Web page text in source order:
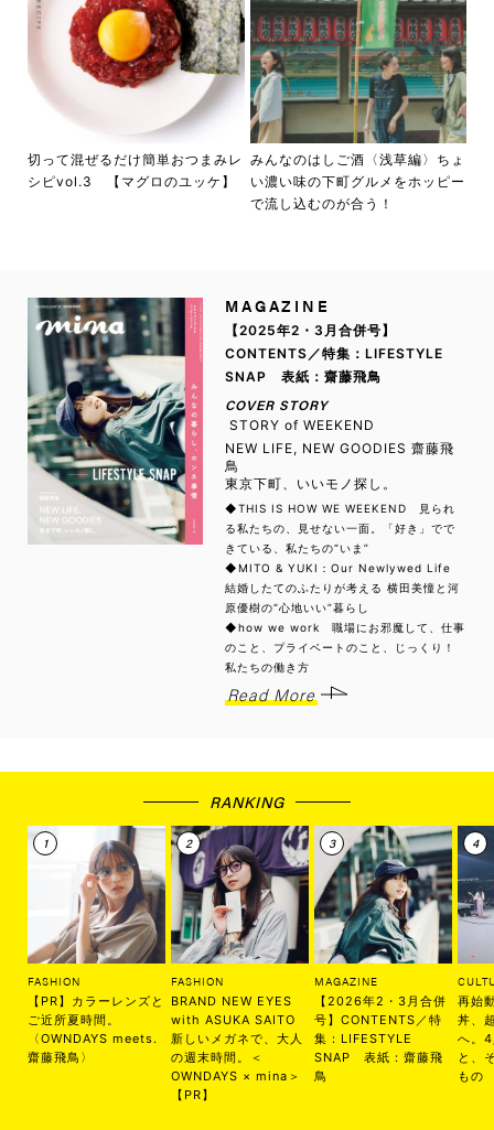
切って混ぜるだけ簡単おつまみレ
シピvol.3 【マグロのユッケ】
みんなのはしご酒〈浅草編〉ちょ
い濃い味の下町グルメをホッピー
で流し込むのが合う！
MAGAZINE
【2025年2・3月合併号】
CONTENTS／特集：LIFESTYLE
SNAP 表紙：齋藤飛鳥
COVER STORY
STORY of WEEKEND
NEW LIFE, NEW GOODIES 齋藤飛
鳥
東京下町、いいモノ探し。
◆THIS IS HOW WE WEEKEND 見られ
る私たちの、見せない一面。「好き」でで
きている、私たちの“いま”
◆MITO & YUKI：Our Newlywed Life
結婚したてのふたりが考える 横田美憧と河
原優樹の“心地いい”暮らし
◆how we work 職場にお邪魔して、仕事
のこと、プライベートのこと、じっくり！
私たちの働き方
Read More
RANKING
FASHION
【PR】カラーレンズと
ご近所夏時間。
〈OWNDAYS meets.
齋藤飛鳥〉
FASHION
BRAND NEW EYES
with ASUKA SAITO
新しいメガネで、大人
の週末時間。＜
OWNDAYS × mina＞
【PR】
MAGAZINE
【2026年2・3月合併
号】CONTENTS／特
集：LIFESTYLE
SNAP 表紙：齋藤飛
鳥
再始
丼、
へ。
と、
もの